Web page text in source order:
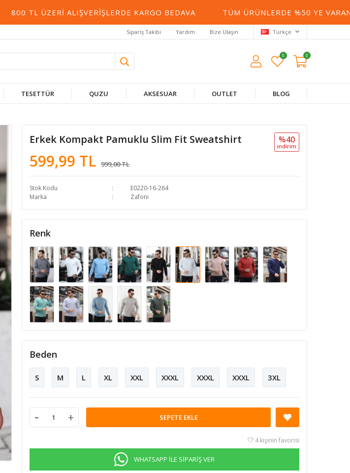
800 TL ÜZERI ALIŞVERIŞLERDE KARGO BEDAVA TÜM ÜRÜNLERDE %50 YE VARAN
Sipariş Takibi Yardım Bize Ulaşın Türkçe
0 0
TESETTÜR QUZU AKSESUAR OUTLET BLOG
Erkek Kompakt Pamuklu Slim Fit Sweatshirt
599,99 TL 999,00 TL
%40
i̇ndi̇ri̇m
Stok Kodu
E0220-16-264
Marka
Zafoni
Renk
Beden
S M L XL XXL XXXL XXXL XXXL 3XL
- + SEPETE EKLE
4 kişinin favorisi
WHATSAPP İLE SİPARİŞ VER